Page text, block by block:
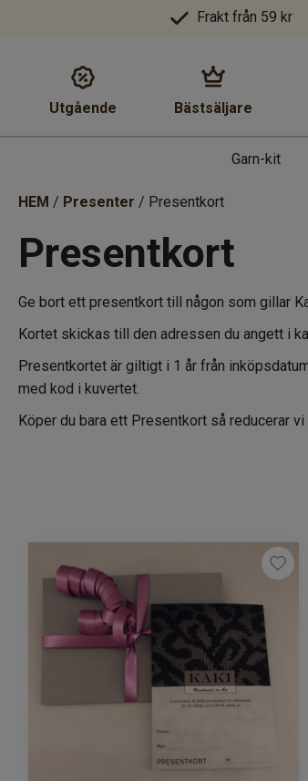
Frakt från 59 kr
Utgående Bästsäljare
Garn-kit
HEM / Presenter / Presentkort
Presentkort
Ge bort ett presentkort till någon som gillar
Kortet skickas till den adressen du angett i
Presentkortet är giltigt i 1 år från
med kod i kuvertet.
Köper du bara ett Presentkort så reducerar